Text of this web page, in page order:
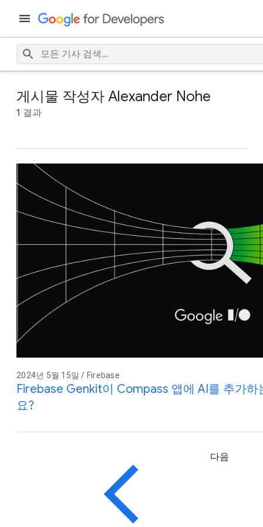
게시물 작성자 Alexander Nohe
1 결과
2024년 5월 15일 / Firebase
Firebase Genkit이 Compass 앱에 AI를 추가하
요?
다음